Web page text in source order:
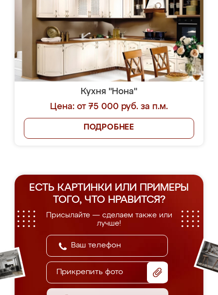
Кухня "Нона"
Цена: от 75 000 руб. за п.м.
ПОДРОБНЕЕ
ЕСТЬ КАРТИНКИ ИЛИ ПРИМЕРЫ
ТОГО, ЧТО НРАВИТСЯ?
Присылайте — сделаем также или
лучше!
Прикрепить фото